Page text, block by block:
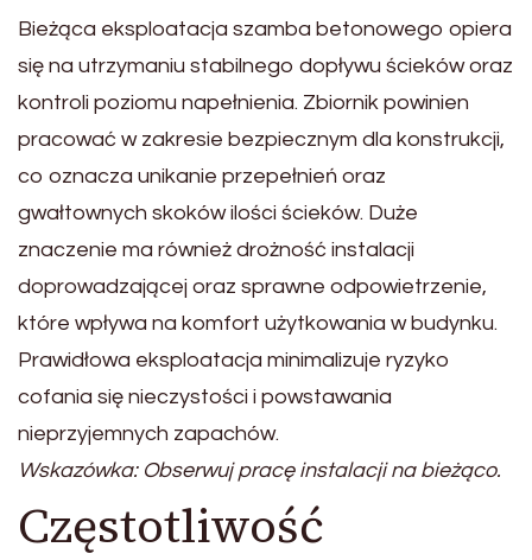
Bieżąca eksploatacja szamba betonowego opiera
się na utrzymaniu stabilnego dopływu ścieków oraz
kontroli poziomu napełnienia. Zbiornik powinien
pracować w zakresie bezpiecznym dla konstrukcji,
co oznacza unikanie przepełnień oraz
gwałtownych skoków ilości ścieków. Duże
znaczenie ma również drożność instalacji
doprowadzającej oraz sprawne odpowietrzenie,
które wpływa na komfort użytkowania w budynku.
Prawidłowa eksploatacja minimalizuje ryzyko
cofania się nieczystości i powstawania
nieprzyjemnych zapachów.
Wskazówka: Obserwuj pracę instalacji na bieżąco.
Częstotliwość